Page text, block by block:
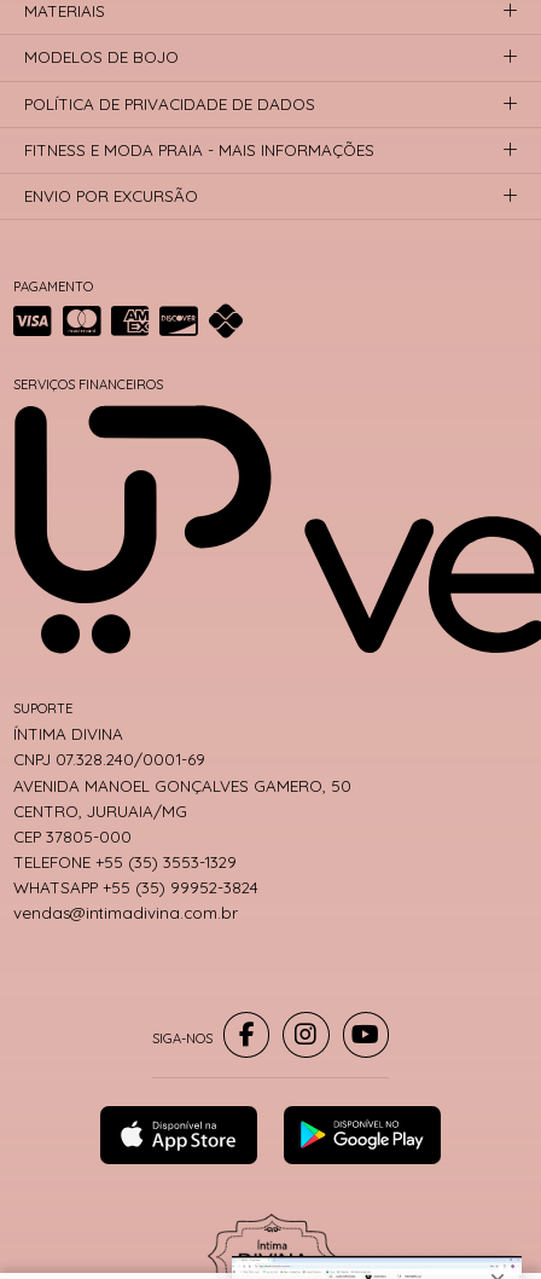
PAGAMENTO
SERVIÇOS FINANCEIROS
SUPORTE
ÍNTIMA DIVINA
CNPJ 07.328.240/0001-69
AVENIDA MANOEL GONÇALVES GAMERO, 50
CENTRO, JURUAIA/MG
CEP 37805-000
TELEFONE +55 (35) 3553-1329
WHATSAPP +55 (35) 99952-3824
vendas@intimadivina.com.br
MATERIAIS
MODELOS DE BOJO
POLÍTICA DE PRIVACIDADE DE DADOS
FITNESS E MODA PRAIA - MAIS INFORMAÇÕES
ENVIO POR EXCURSÃO